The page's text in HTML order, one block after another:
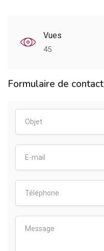
Vues
45
Formulaire de contact